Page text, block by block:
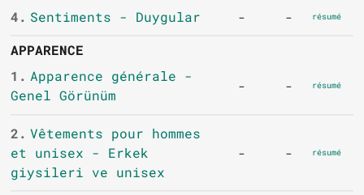
4. Sentiments - Duygular - - résumé
APPARENCE
1. Apparence générale -
Genel Görünüm
- - résumé
2. Vêtements pour hommes
et unisex - Erkek
giysileri ve unisex
- - résumé